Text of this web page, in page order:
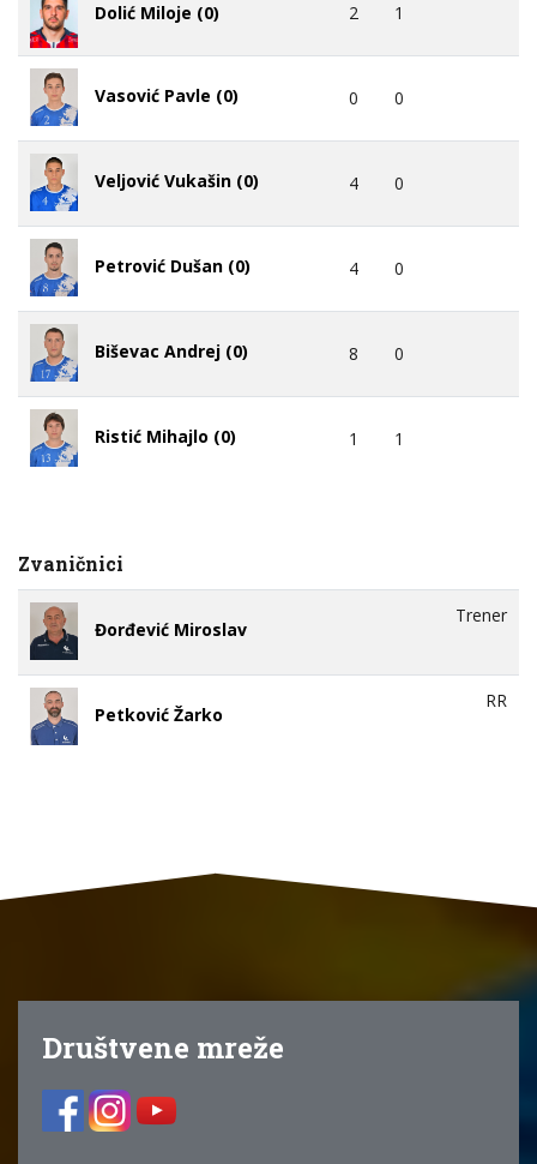
Dolić Miloje (0) 2 1
Vasović Pavle (0) 0 0
Veljović Vukašin (0) 4 0
Petrović Dušan (0) 4 0
Biševac Andrej (0) 8 0
Ristić Mihajlo (0) 1 1
Zvaničnici
Đorđević Miroslav
Trener
Petković Žarko
RR
Društvene mreže